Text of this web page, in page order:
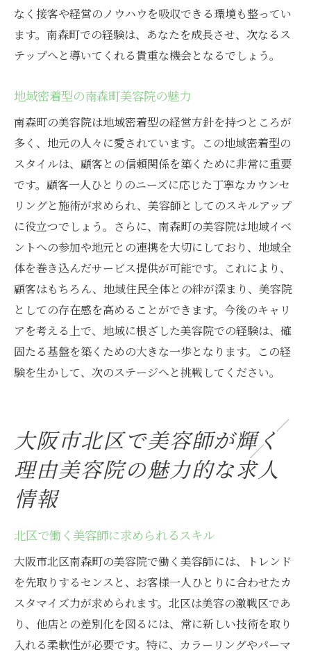
なく接客や経営のノウハウを吸収できる環境も整ってい
ます。南森町での経験は、あなたを成長させ、次なるス
テップへと導いてくれる貴重な機会となるでしょう。
地域密着型の南森町美容院の魅力
南森町の美容院は地域密着型の経営方針を持つところが
多く、地元の人々に愛されています。この地域密着型の
スタイルは、顧客との信頼関係を築くために非常に重要
です。顧客一人ひとりのニーズに応じた丁寧なカウンセ
リングと施術が求められ、美容師としてのスキルアップ
に役立つでしょう。さらに、南森町の美容院は地域イベ
ントへの参加や地元との連携を大切にしており、地域全
体を巻き込んだサービス提供が可能です。これにより、
顧客はもちろん、地域住民全体との絆が深まり、美容院
としての存在感を高めることができます。今後のキャリ
アを考える上で、地域に根ざした美容院での経験は、確
固たる基盤を築くための大きな一歩となります。この経
験を生かして、次のステージへと挑戦してください。
大阪市北区で美容師が輝く
理由美容院の魅力的な求人
情報
北区で働く美容師に求められるスキル
大阪市北区南森町の美容院で働く美容師には、トレンド
を先取りするセンスと、お客様一人ひとりに合わせたカ
スタマイズ力が求められます。北区は美容の激戦区であ
り、他店との差別化を図るには、常に新しい技術を取り
入れる柔軟性が必要です。特に、カラーリングやパーマ